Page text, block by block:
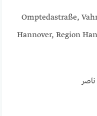
8, Omptedastraße,
Hannover, Region